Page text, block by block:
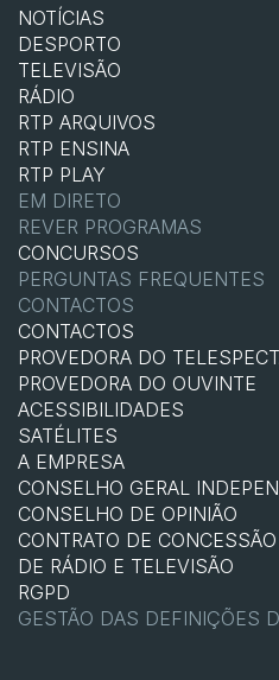
NOTÍCIAS
DESPORTO
TELEVISÃO
RÁDIO
RTP ARQUIVOS
RTP ENSINA
RTP PLAY
EM DIRETO
REVER PROGRAMAS
CONCURSOS
PERGUNTAS FREQUENTES
CONTACTOS
CONTACTOS
PROVEDORA DO
PROVEDORA DO OUVINTE
ACESSIBILIDADES
SATÉLITES
A EMPRESA
CONSELHO GERAL
CONSELHO DE OPINIÃO
CONTRATO DE
DE RÁDIO E TELEVISÃO
RGPD
GESTÃO DAS DEFINIÇÕES